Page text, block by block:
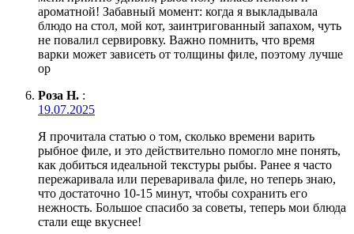
ароматной! Забавный момент: когда я выкладывала
блюдо на стол, мой кот, заинтригованный запахом, чуть
не повалил сервировку. Важно помнить, что время
варки может зависеть от толщины филе, поэтому лучше
ор
Роза Н. :
19.07.2025
Я прочитала статью о том, сколько времени варить
рыбное филе, и это действительно помогло мне понять,
как добиться идеальной текстуры рыбы. Ранее я часто
пережаривала или переваривала филе, но теперь знаю,
что достаточно 10-15 минут, чтобы сохранить его
нежность. Большое спасибо за советы, теперь мои блюда
стали еще вкуснее!